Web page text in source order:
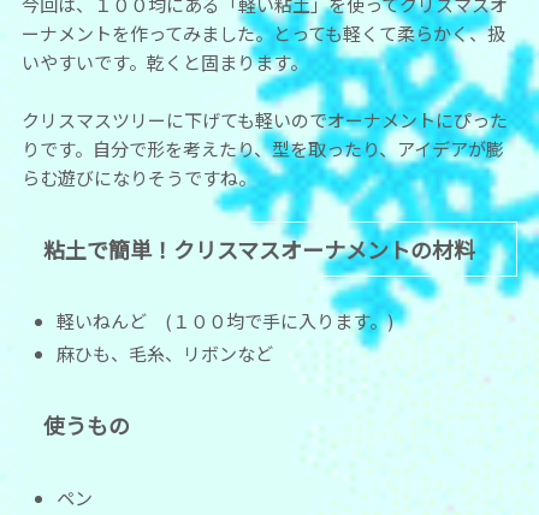
ーナメントを作ってみました。とっても軽くて柔らかく、扱
いやすいです。乾くと固まります。
クリスマスツリーに下げても軽いのでオーナメントにぴった
りです。自分で形を考えたり、型を取ったり、アイデアが膨
らむ遊びになりそうですね。
粘土で簡単！クリスマスオーナメントの材料
軽いねんど (１００均で手に入ります。)
麻ひも、毛糸、リボンなど
使うもの
ペン